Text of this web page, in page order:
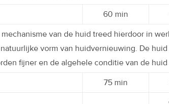
60 min
van de huid treed hierdoor in
vorm van huidvernieuwing. De
fijner en de algehele conditie van de
75 min